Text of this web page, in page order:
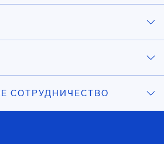
СОТРУДНИЧЕСТВО